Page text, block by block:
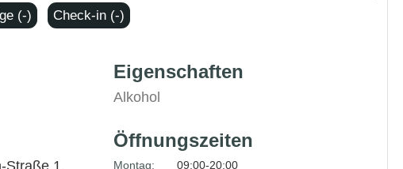
(-) Check-in (-)
Straße 1,
Eigenschaften
Alkohol
Öffnungszeiten
Montag:
09:00-20:00